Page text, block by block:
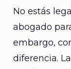
No estás
abogado
embargo,
diferencia.